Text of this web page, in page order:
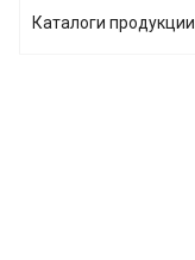
Каталоги продукции